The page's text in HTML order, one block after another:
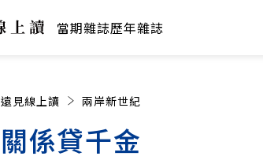
當期雜誌歷年雜誌
遠見線上讀 兩岸新世紀
關係貸千金